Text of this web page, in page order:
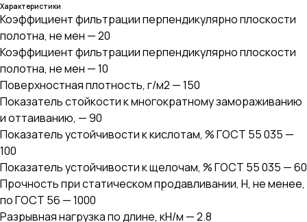
Характеристики
Коэффициент фильтрации перпендикулярно плоскости
полотна, не мен — 20
Коэффициент фильтрации перпендикулярно плоскости
полотна, не мен — 10
Поверхностная плотность, г/м2 — 150
Показатель стойкости к многократному замораживанию
и оттаиванию, — 90
Показатель устойчивости к кислотам, % ГОСТ 55 035 —
100
Показатель устойчивости к щелочам, % ГОСТ 55 035 — 60
Прочность при статическом продавливании, Н, не менее,
по ГОСТ 56 — 1000
Разрывная нагрузка по длине, кН/м — 2.8